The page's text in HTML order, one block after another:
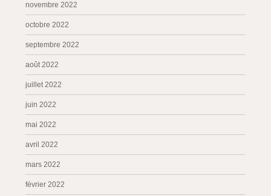
novembre 2022
octobre 2022
septembre 2022
août 2022
juillet 2022
juin 2022
mai 2022
avril 2022
mars 2022
février 2022